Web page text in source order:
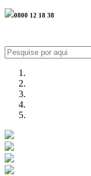
0800 12 18 38